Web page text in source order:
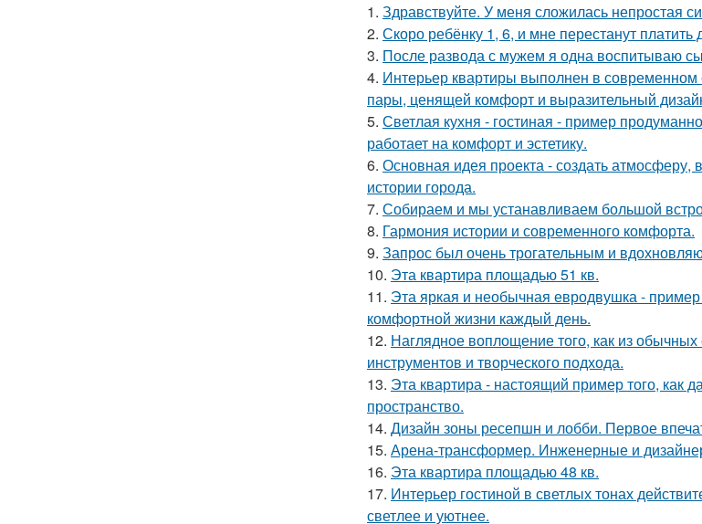
1. Здравствуйте. У меня сложилась непростая
2. Скоро ребёнку 1, 6, и мне перестанут платить
3. После развода с мужем я одна воспитываю
4. Интерьер квартиры выполнен в
пары, ценящей комфорт и выразительный
5. Светлая кухня - гостиная - пример
работает на комфорт и эстетику.
6. Основная идея проекта - создать атмосферу,
истории города.
7. Собираем и мы устанавливаем большой
8. Гармония истории и современного комфорта.
9. Запрос был очень трогательным и
10. Эта квартира площадью 51 кв.
11. Эта яркая и необычная евродвушка -
комфортной жизни каждый день.
12. Наглядное воплощение того, как из
инструментов и творческого подхода.
13. Эта квартира - настоящий пример того,
пространство.
14. Дизайн зоны ресепшн и лобби. Первое
15. Арена-трансформер. Инженерные и
16. Эта квартира площадью 48 кв.
17. Интерьер гостиной в светлых тонах
светлее и уютнее.